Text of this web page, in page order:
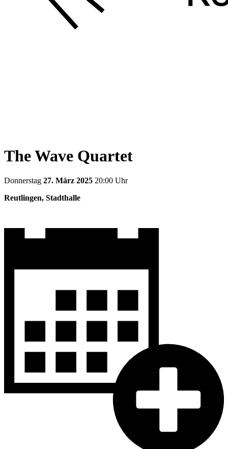
The Wave Quartet
Donnerstag 27. März 2025 20:00 Uhr
Reutlingen, Stadthalle